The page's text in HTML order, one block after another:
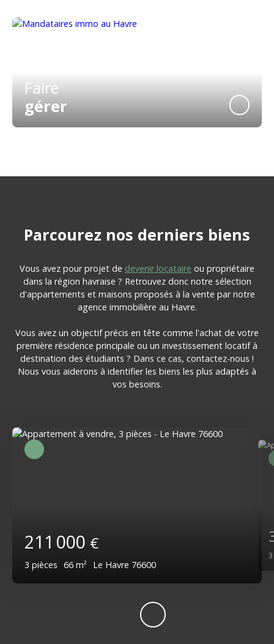
Faire
gérer
Parcourez nos derniers biens
Vous avez pour projet de devenir locataire ou propriétaire
dans la région havraise ? Retrouvez donc notre sélection
d'appartements et maisons proposés à la vente par notre
agence immobilière au Havre.
Vous avez un objectif précis en tête comme l'achat de votre
première résidence principale ou un investissement locatif à
destination des étudiants ? Dans ce cas, contactez-nous !
Nous vous aiderons à identifier les biens les plus adaptés à
vos besoins.
211 000 €
3 pièces 66 m² Le Havre 76600
3